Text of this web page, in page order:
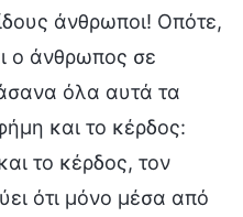
άνθρωποι! Οπότε,
ο άνθρωπος σε
όλα αυτά τα
και το κέρδος:
το κέρδος, τον
ότι μόνο μέσα από